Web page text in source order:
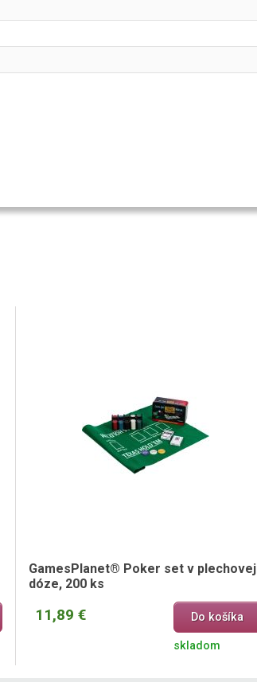
GamesPlanet® Poker set v plechovej
dóze, 200 ks
11,89 € Do košíka
skladom